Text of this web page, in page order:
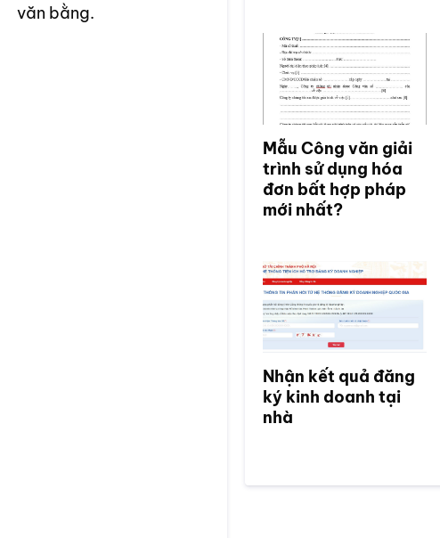
văn bằng.
Mẫu Công văn giải
trình sử dụng hóa
đơn bất hợp pháp
mới nhất?
Nhận kết quả đăng
ký kinh doanh tại
nhà